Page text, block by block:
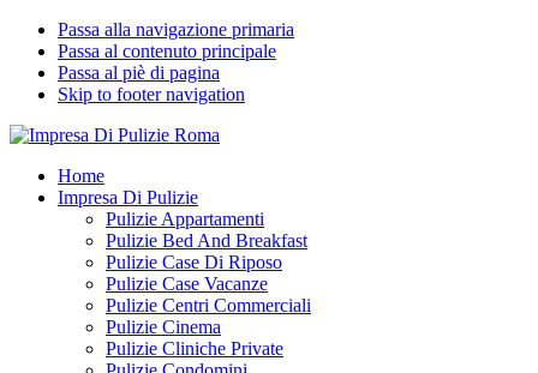
Passa alla navigazione primaria
Passa al contenuto principale
Passa al piè di pagina
Skip to footer navigation
Impresa Di Pulizie Roma
✅ Abitazioni e Attività Commerciali
Home
Impresa Di Pulizie
Pulizie Appartamenti
Pulizie Bed And Breakfast
Pulizie Case Di Riposo
Pulizie Case Vacanze
Pulizie Centri Commerciali
Pulizie Cinema
Pulizie Cliniche Private